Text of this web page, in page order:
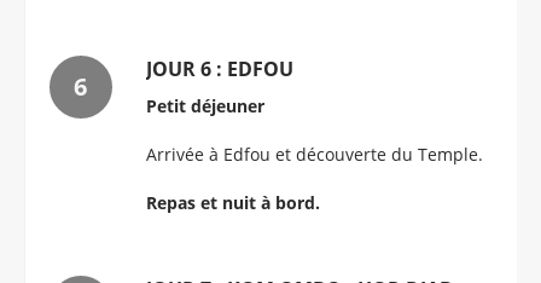
JOUR 6 : EDFOU
Petit déjeuner
Arrivée à Edfou et découverte du Temple.
Repas et nuit à bord.